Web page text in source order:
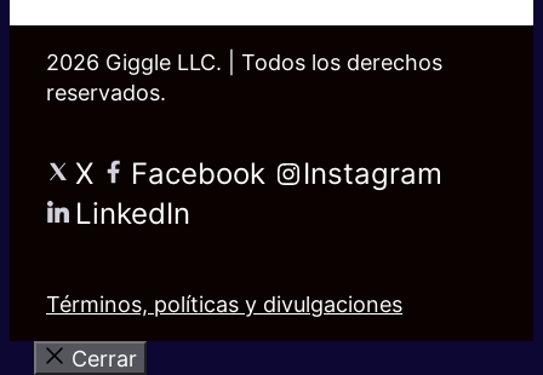
2026 Giggle LLC. | Todos los derechos
reservados.
X Facebook
Instagram
LinkedIn
Términos, políticas y divulgaciones
Cerrar